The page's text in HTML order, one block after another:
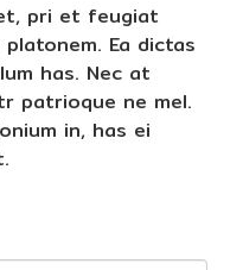
pri et feugiat
Ea dictas
has. Nec at
patrioque ne mel.
in, has ei